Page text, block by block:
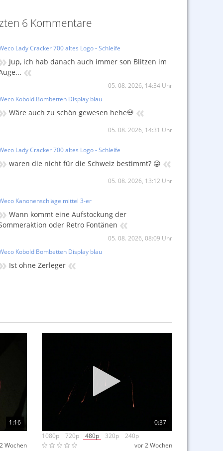
6 Kommentare
Lady Cracker 700 altes Logo - Schleife
» Jup, ich hab danach auch immer son Blitzen im
«
05. 08. 2026, 14:34 Uhr
Kobold Bombetten Display blau
» Wäre auch zu schön gewesen hehe💀 «
05. 08. 2026, 14:31 Uhr
Lady Cracker 700 altes Logo - Schleife
» waren die nicht für die Schweiz bestimmt? 😜 «
05. 08. 2026, 13:12 Uhr
Kanonenschläge mittel 3-er
» Wann kommt eine Aufstockung der
oder Retro Fontänen «
05. 08. 2026, 08:09 Uhr
Kobold Bombetten Display blau
» Ist ohne Zerleger «
«
1:16
Wochen
0:37
1080p
720p 480p 320p
240p
vor 2 Wochen